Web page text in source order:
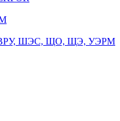
ВРУ, ШЭС, ЩО, ЩЭ, УЭРМ